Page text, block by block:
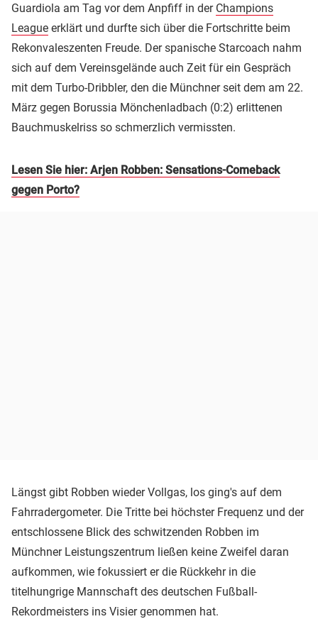
Guardiola am Tag vor dem Anpfiff in der Champions
League erklärt und durfte sich über die Fortschritte beim
Rekonvaleszenten Freude. Der spanische Starcoach nahm
sich auf dem Vereinsgelände auch Zeit für ein Gespräch
mit dem Turbo-Dribbler, den die Münchner seit dem am 22.
März gegen Borussia Mönchenladbach (0:2) erlittenen
Bauchmuskelriss so schmerzlich vermissten.
Lesen Sie hier: Arjen Robben: Sensations-Comeback
gegen Porto?
Längst gibt Robben wieder Vollgas, los ging's auf dem
Fahrradergometer. Die Tritte bei höchster Frequenz und der
entschlossene Blick des schwitzenden Robben im
Münchner Leistungszentrum ließen keine Zweifel daran
aufkommen, wie fokussiert er die Rückkehr in die
titelhungrige Mannschaft des deutschen Fußball-
Rekordmeisters ins Visier genommen hat.